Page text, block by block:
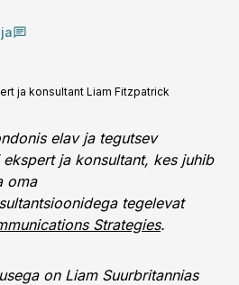
ja konsultant Liam Fitzpatrick
elav ja tegutsev
ja konsultant, kes juhib
oma
tegelevat
Strategies.
on Liam Suurbritannias